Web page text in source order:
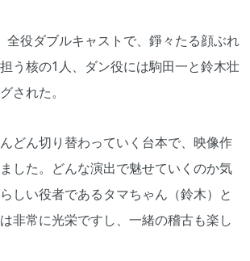
役ダブルキャストで、錚々たる顔ぶれ
う核の1人、ダン役には駒田一と鈴木壮
された。
どん切り替わっていく台本で、映像作
した。どんな演出で魅せていくのか気
しい役者であるタマちゃん（鈴木）と
非常に光栄ですし、一緒の稽古も楽し